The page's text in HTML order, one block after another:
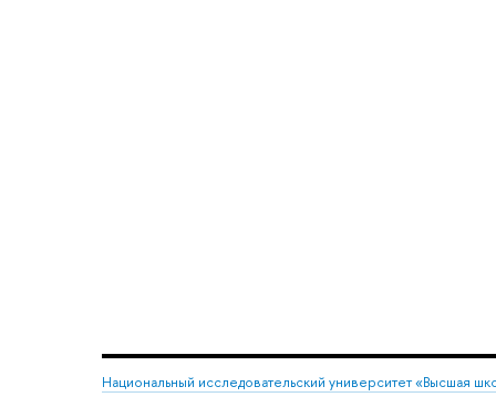
Национальный исследовательский университет «Высшая